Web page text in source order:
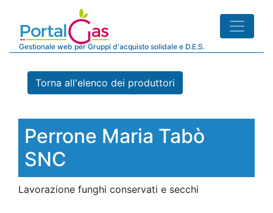
Gestionale web per Gruppi d'acquisto solidale e D.E.S.
Torna all'elenco dei produttori
Perrone Maria Tabò
SNC
Lavorazione funghi conservati e secchi